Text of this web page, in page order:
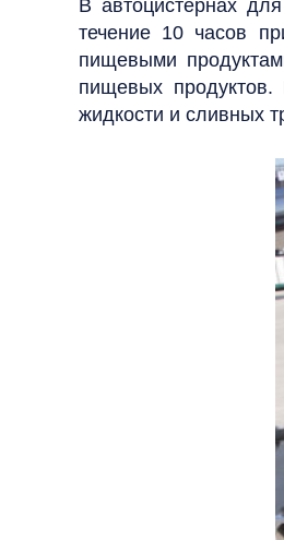
В автоцистернах для
течение 10 часов
пищевыми
пищевых продуктов.
жидкости и сливных